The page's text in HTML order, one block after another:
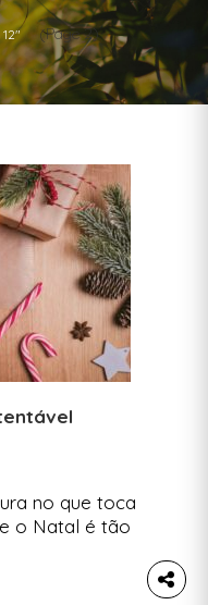
(Page 2)
no que toca
o Natal é tão